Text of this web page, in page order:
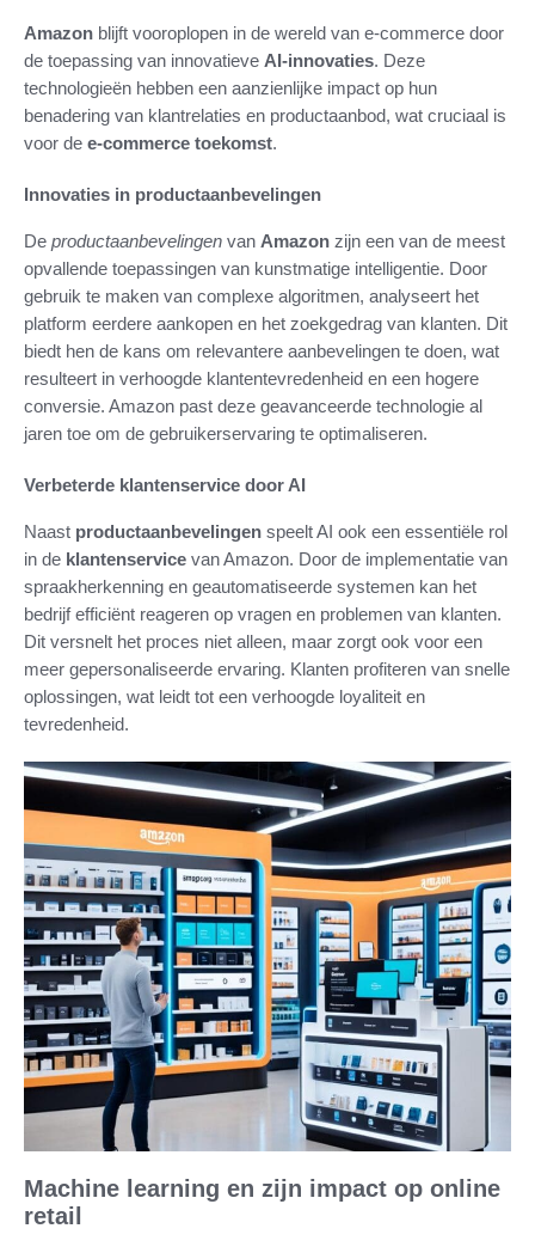
Amazon blijft vooroplopen in de wereld van e-commerce door
de toepassing van innovatieve AI-innovaties. Deze
technologieën hebben een aanzienlijke impact op hun
benadering van klantrelaties en productaanbod, wat cruciaal is
voor de e-commerce toekomst.
Innovaties in productaanbevelingen
De productaanbevelingen van Amazon zijn een van de meest
opvallende toepassingen van kunstmatige intelligentie. Door
gebruik te maken van complexe algoritmen, analyseert het
platform eerdere aankopen en het zoekgedrag van klanten. Dit
biedt hen de kans om relevantere aanbevelingen te doen, wat
resulteert in verhoogde klantentevredenheid en een hogere
conversie. Amazon past deze geavanceerde technologie al
jaren toe om de gebruikerservaring te optimaliseren.
Verbeterde klantenservice door AI
Naast productaanbevelingen speelt AI ook een essentiële rol
in de klantenservice van Amazon. Door de implementatie van
spraakherkenning en geautomatiseerde systemen kan het
bedrijf efficiënt reageren op vragen en problemen van klanten.
Dit versnelt het proces niet alleen, maar zorgt ook voor een
meer gepersonaliseerde ervaring. Klanten profiteren van snelle
oplossingen, wat leidt tot een verhoogde loyaliteit en
tevredenheid.
Machine learning en zijn impact op online
retail